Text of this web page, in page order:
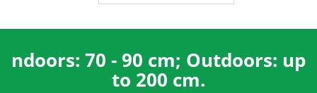
ndoors: 70 - 90 cm; Outdoors: up
to 200 cm.